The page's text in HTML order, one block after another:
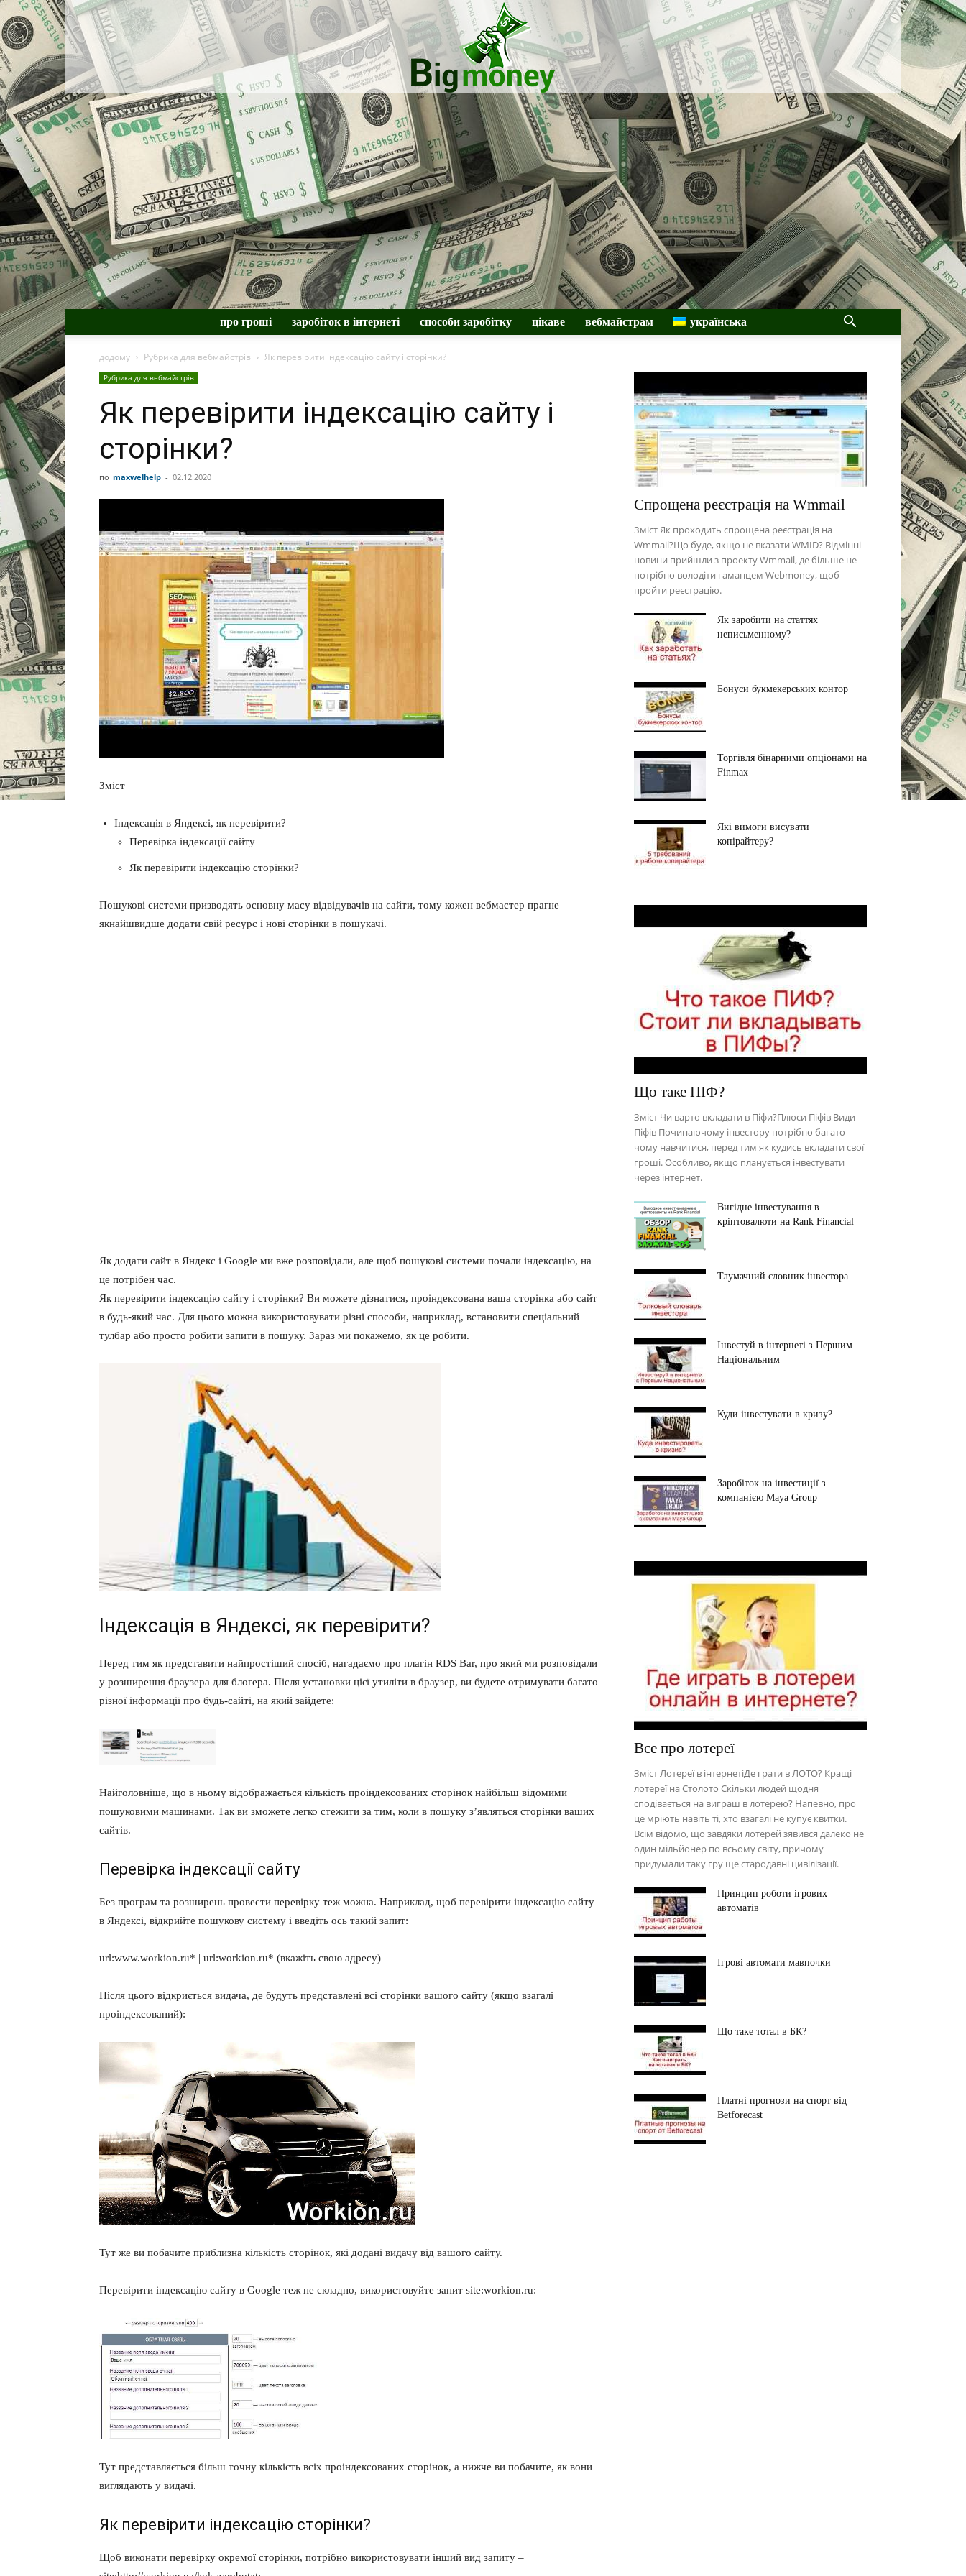
BigMoney
про гроші заробіток в інтернеті способи заробітку цікаве вебмайстрам українська
додому Рубрика для вебмайстрів Як перевірити індексацію сайту і сторінки?
Рубрика для вебмайстрів
Як перевірити індексацію сайту і
сторінки?
по maxwelhelp - 02.12.2020
Зміст
Індексація в Яндексі, як перевірити?
Перевірка індексації сайту
Як перевірити індексацію сторінки?
Пошукові системи призводять основну масу відвідувачів на сайти, тому кожен вебмастер прагне
якнайшвидше додати свій ресурс і нові сторінки в пошукачі.
Як додати сайт в Яндекс і Google ми вже розповідали, але щоб пошукові системи почали індексацію, на
це потрібен час.
Як перевірити індексацію сайту і сторінки? Ви можете дізнатися, проіндексована ваша сторінка або сайт
в будь-який час. Для цього можна використовувати різні способи, наприклад, встановити спеціальний
тулбар або просто робити запити в пошуку. Зараз ми покажемо, як це робити.
Індексація в Яндексі, як перевірити?
Перед тим як представити найпростіший спосіб, нагадаємо про плагін RDS Bar, про який ми розповідали
у розширення браузера для блогера. Після установки цієї утиліти в браузер, ви будете отримувати багато
різної інформації про будь-сайті, на який зайдете:
Найголовніше, що в ньому відображається кількість проіндексованих сторінок найбільш відомими
пошуковими машинами. Так ви зможете легко стежити за тим, коли в пошуку з’являться сторінки ваших
сайтів.
Перевірка індексації сайту
Без програм та розширень провести перевірку теж можна. Наприклад, щоб перевірити індексацію сайту
в Яндексі, відкрийте пошукову систему і введіть ось такий запит:
url:www.workion.ru* | url:workion.ru* (вкажіть свою адресу)
Після цього відкриється видача, де будуть представлені всі сторінки вашого сайту (якщо взагалі
проіндексований):
Тут же ви побачите приблизна кількість сторінок, які додані видачу від вашого сайту.
Перевірити індексацію сайту в Google теж не складно, використовуйте запит site:workion.ru:
Тут представляється більш точну кількість всіх проіндексованих сторінок, а нижче ви побачите, як вони
виглядають у видачі.
Як перевірити індексацію сторінки?
Щоб виконати перевірку окремої сторінки, потрібно використовувати інший вид запиту –
Спрощена реєстрація на Wmmail
Зміст Як проходить спрощена реєстрація на
Wmmail?Що буде, якщо не вказати WMID? Відмінні
новини прийшли з проекту Wmmail, де більше не
потрібно володіти гаманцем Webmoney, щоб
пройти реєстрацію.
Як заробити на статтях
неписьменному?
Бонуси букмекерських контор
Торгівля бінарними опціонами на
Finmax
Які вимоги висувати
копірайтеру?
Що таке ПІФ?
Зміст Чи варто вкладати в Піфи?Плюси Піфів Види
Піфів Починаючому інвестору потрібно багато
чому навчитися, перед тим як кудись вкладати свої
гроші. Особливо, якщо планується інвестувати
через інтернет.
Вигідне інвестування в
кріптовалюти на Rank Financial
Тлумачний словник інвестора
Інвестуй в інтернеті з Першим
Національним
Куди інвестувати в кризу?
Заробіток на інвестиції з
компанією Maya Group
Все про лотереї
Зміст Лотереї в інтернетіДе грати в ЛОТО? Кращі
лотереї на Столото Скільки людей щодня
сподівається на виграш в лотерею? Напевно, про
це мріють навіть ті, хто взагалі не купує квитки.
Всім відомо, що завдяки лотерей зявився далеко не
один мільйонер по всьому світу, причому
придумали таку гру ще стародавні цивілізації.
Принцип роботи ігрових
автоматів
Ігрові автомати мавпочки
Що таке тотал в БК?
Платні прогнози на спорт від
Betforecast